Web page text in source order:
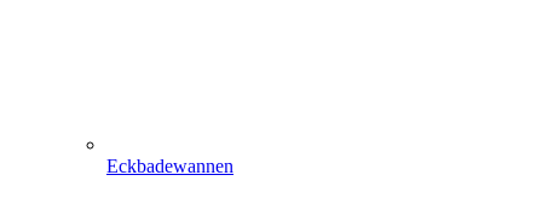
Eckbadewannen